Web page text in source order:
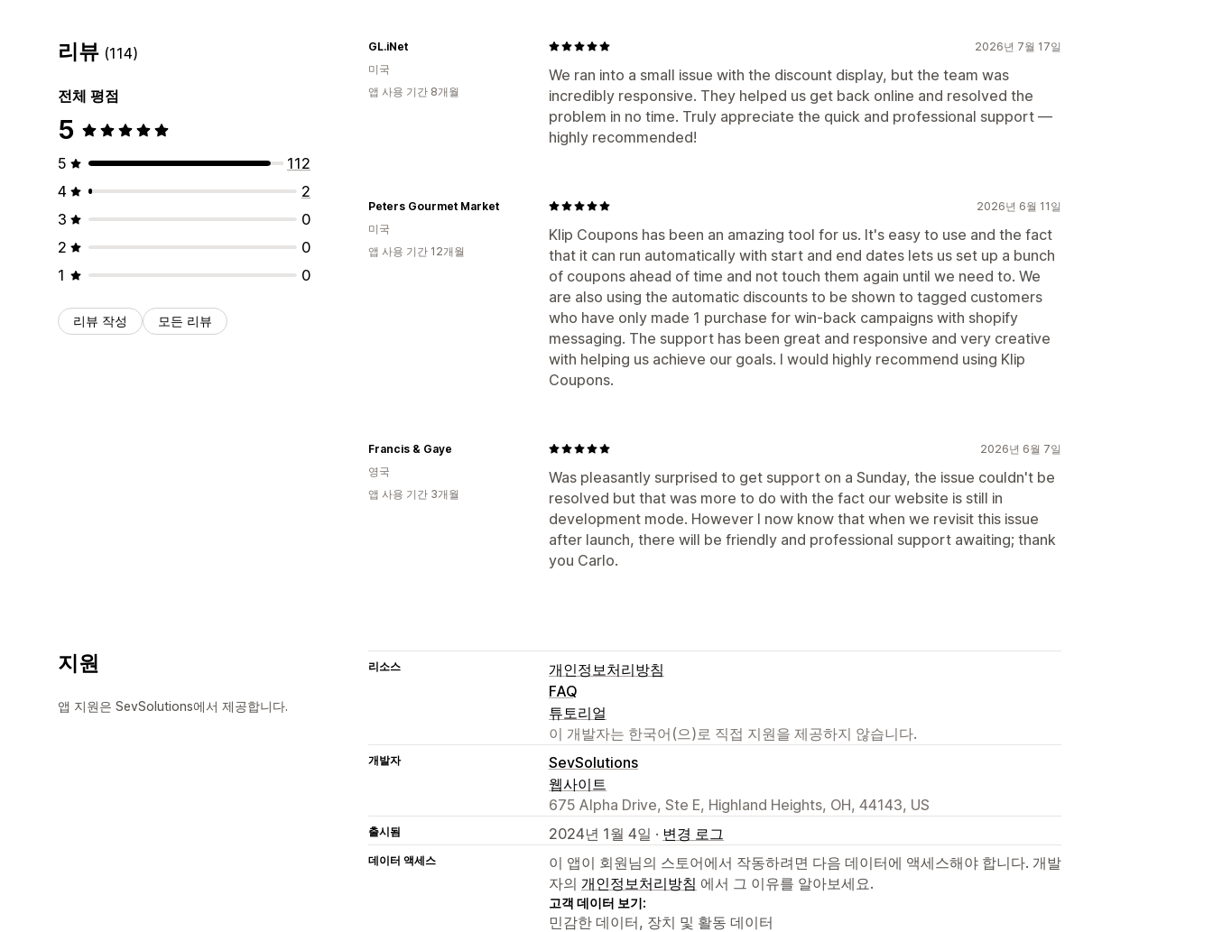
리뷰 (114)
전체 평점
5
5
112
4
2
3
0
2
0
1
0
리뷰 작성 모든 리뷰
2026년 7월 17일
We ran into a small issue with the discount display, but the team was
incredibly responsive. They helped us get back online and resolved the
problem in no time. Truly appreciate the quick and professional support —
highly recommended!
GL.iNet
미국
앱 사용 기간 8개월
2026년 6월 11일
Klip Coupons has been an amazing tool for us. It's easy to use and the fact
that it can run automatically with start and end dates lets us set up a bunch
of coupons ahead of time and not touch them again until we need to. We
are also using the automatic discounts to be shown to tagged customers
who have only made 1 purchase for win-back campaigns with shopify
messaging. The support has been great and responsive and very creative
with helping us achieve our goals. I would highly recommend using Klip
Coupons.
Peters Gourmet Market
미국
앱 사용 기간 12개월
2026년 6월 7일
Was pleasantly surprised to get support on a Sunday, the issue couldn't be
resolved but that was more to do with the fact our website is still in
development mode. However I now know that when we revisit this issue
after launch, there will be friendly and professional support awaiting; thank
you Carlo.
Francis & Gaye
영국
앱 사용 기간 3개월
지원
앱 지원은 SevSolutions에서 제공합니다.
리소스
개인정보처리방침
FAQ
튜토리얼
이 개발자는 한국어(으)로 직접 지원을 제공하지 않습니다.
개발자
SevSolutions
웹사이트
675 Alpha Drive, Ste E, Highland Heights, OH, 44143, US
출시됨 2024년 1월 4일 · 변경 로그
데이터 액세스
이 앱이 회원님의 스토어에서 작동하려면 다음 데이터에 액세스해야 합니다. 개발
자의 개인정보처리방침 에서 그 이유를 알아보세요.
고객 데이터 보기:
민감한 데이터, 장치 및 활동 데이터